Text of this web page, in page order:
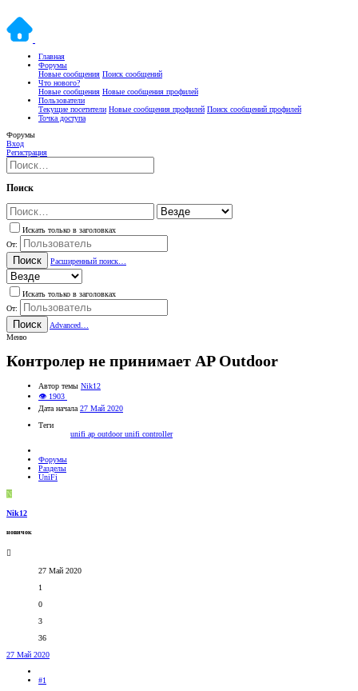
Главная
Форумы
Новые сообщения Поиск сообщений
Что нового?
Новые сообщения Новые сообщения профилей
Пользователи
Текущие посетители Новые сообщения профилей Поиск сообщений профилей
Точка доступа
Форумы
Вход
Регистрация
Поиск
Искать только в заголовках
От:
Поиск Расширенный поиск…
Искать только в заголовках
От:
Поиск
Advanced…
Меню
Контролер не принимает AP Outdoor
Автор темы Nik12
👁 1903
Дата начала 27 Май 2020
Теги
unifi ap outdoorunifi controller
Форумы
Разделы
UniFi
N
Nik12
новичок
27 Май 2020
1
0
3
36
27 Май 2020
#1